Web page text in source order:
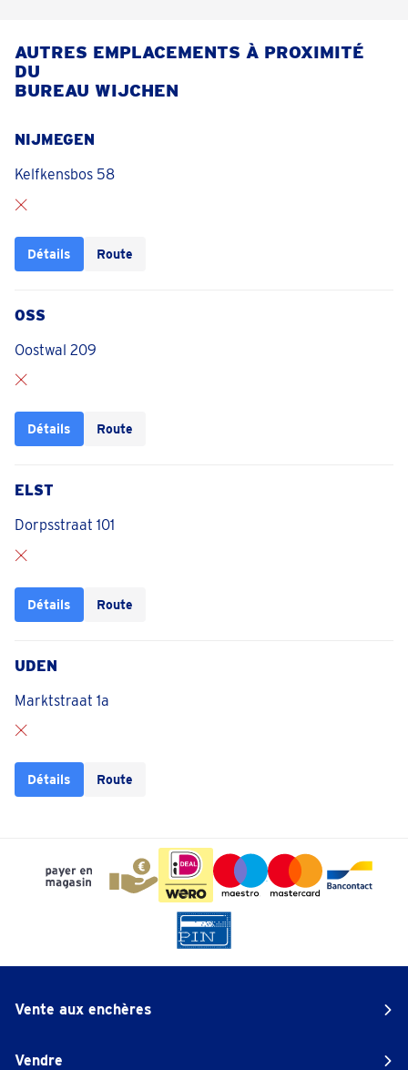
AUTRES EMPLACEMENTS À PROXIMITÉ
DU
BUREAU WIJCHEN
NIJMEGEN
Kelfkensbos 58
Détails Route
OSS
Oostwal 209
Détails Route
ELST
Dorpsstraat 101
Détails Route
UDEN
Marktstraat 1a
Détails Route
Vente aux enchères
Vendre